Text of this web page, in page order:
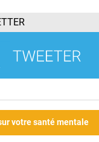
votre santé mentale